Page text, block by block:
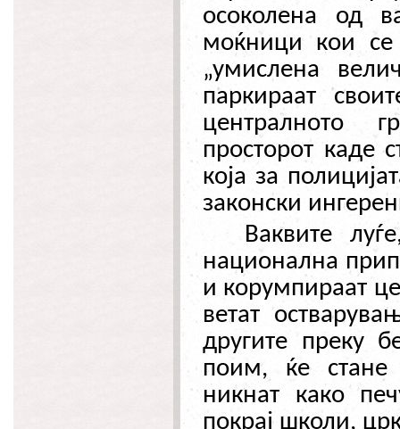
осоколена од
моќници кои се
„умислена
паркираат
централното
просторот каде
која за
законски
Ваквите
национална
и корумпираат
ветат
другите преку
поим, ќе
никнат како
покрај школи,